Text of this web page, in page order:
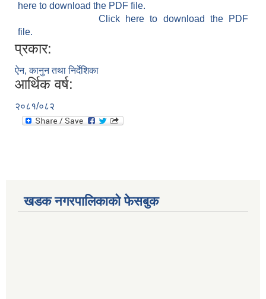
here to download the PDF file.
Click here to download the PDF
file.
प्रकार:
ऐन, कानुन तथा निर्देशिका
आर्थिक वर्ष:
२०८१/०८२
खडक नगरपालिकाको फेसबुक